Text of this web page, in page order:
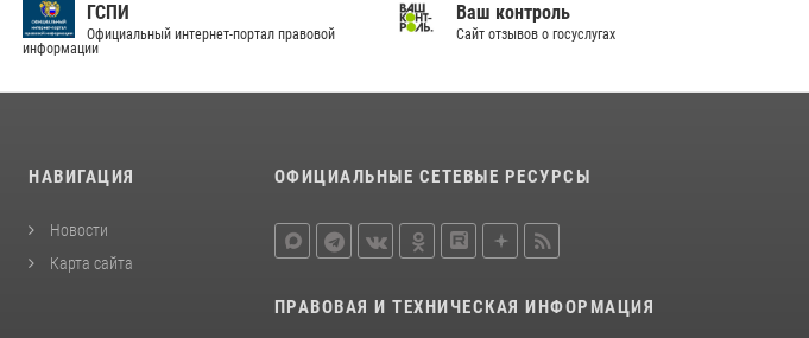
19 июля 2026, 07:00
ГСПИ
Официальный интернет-портал правовой
информации
Ваш контроль
Сайт отзывов о госуслугах
НАВИГАЦИЯ
Новости
Карта сайта
ОФИЦИАЛЬНЫЕ СЕТЕВЫЕ РЕСУРСЫ
ПРАВОВАЯ И ТЕХНИЧЕСКАЯ ИНФОРМАЦИЯ